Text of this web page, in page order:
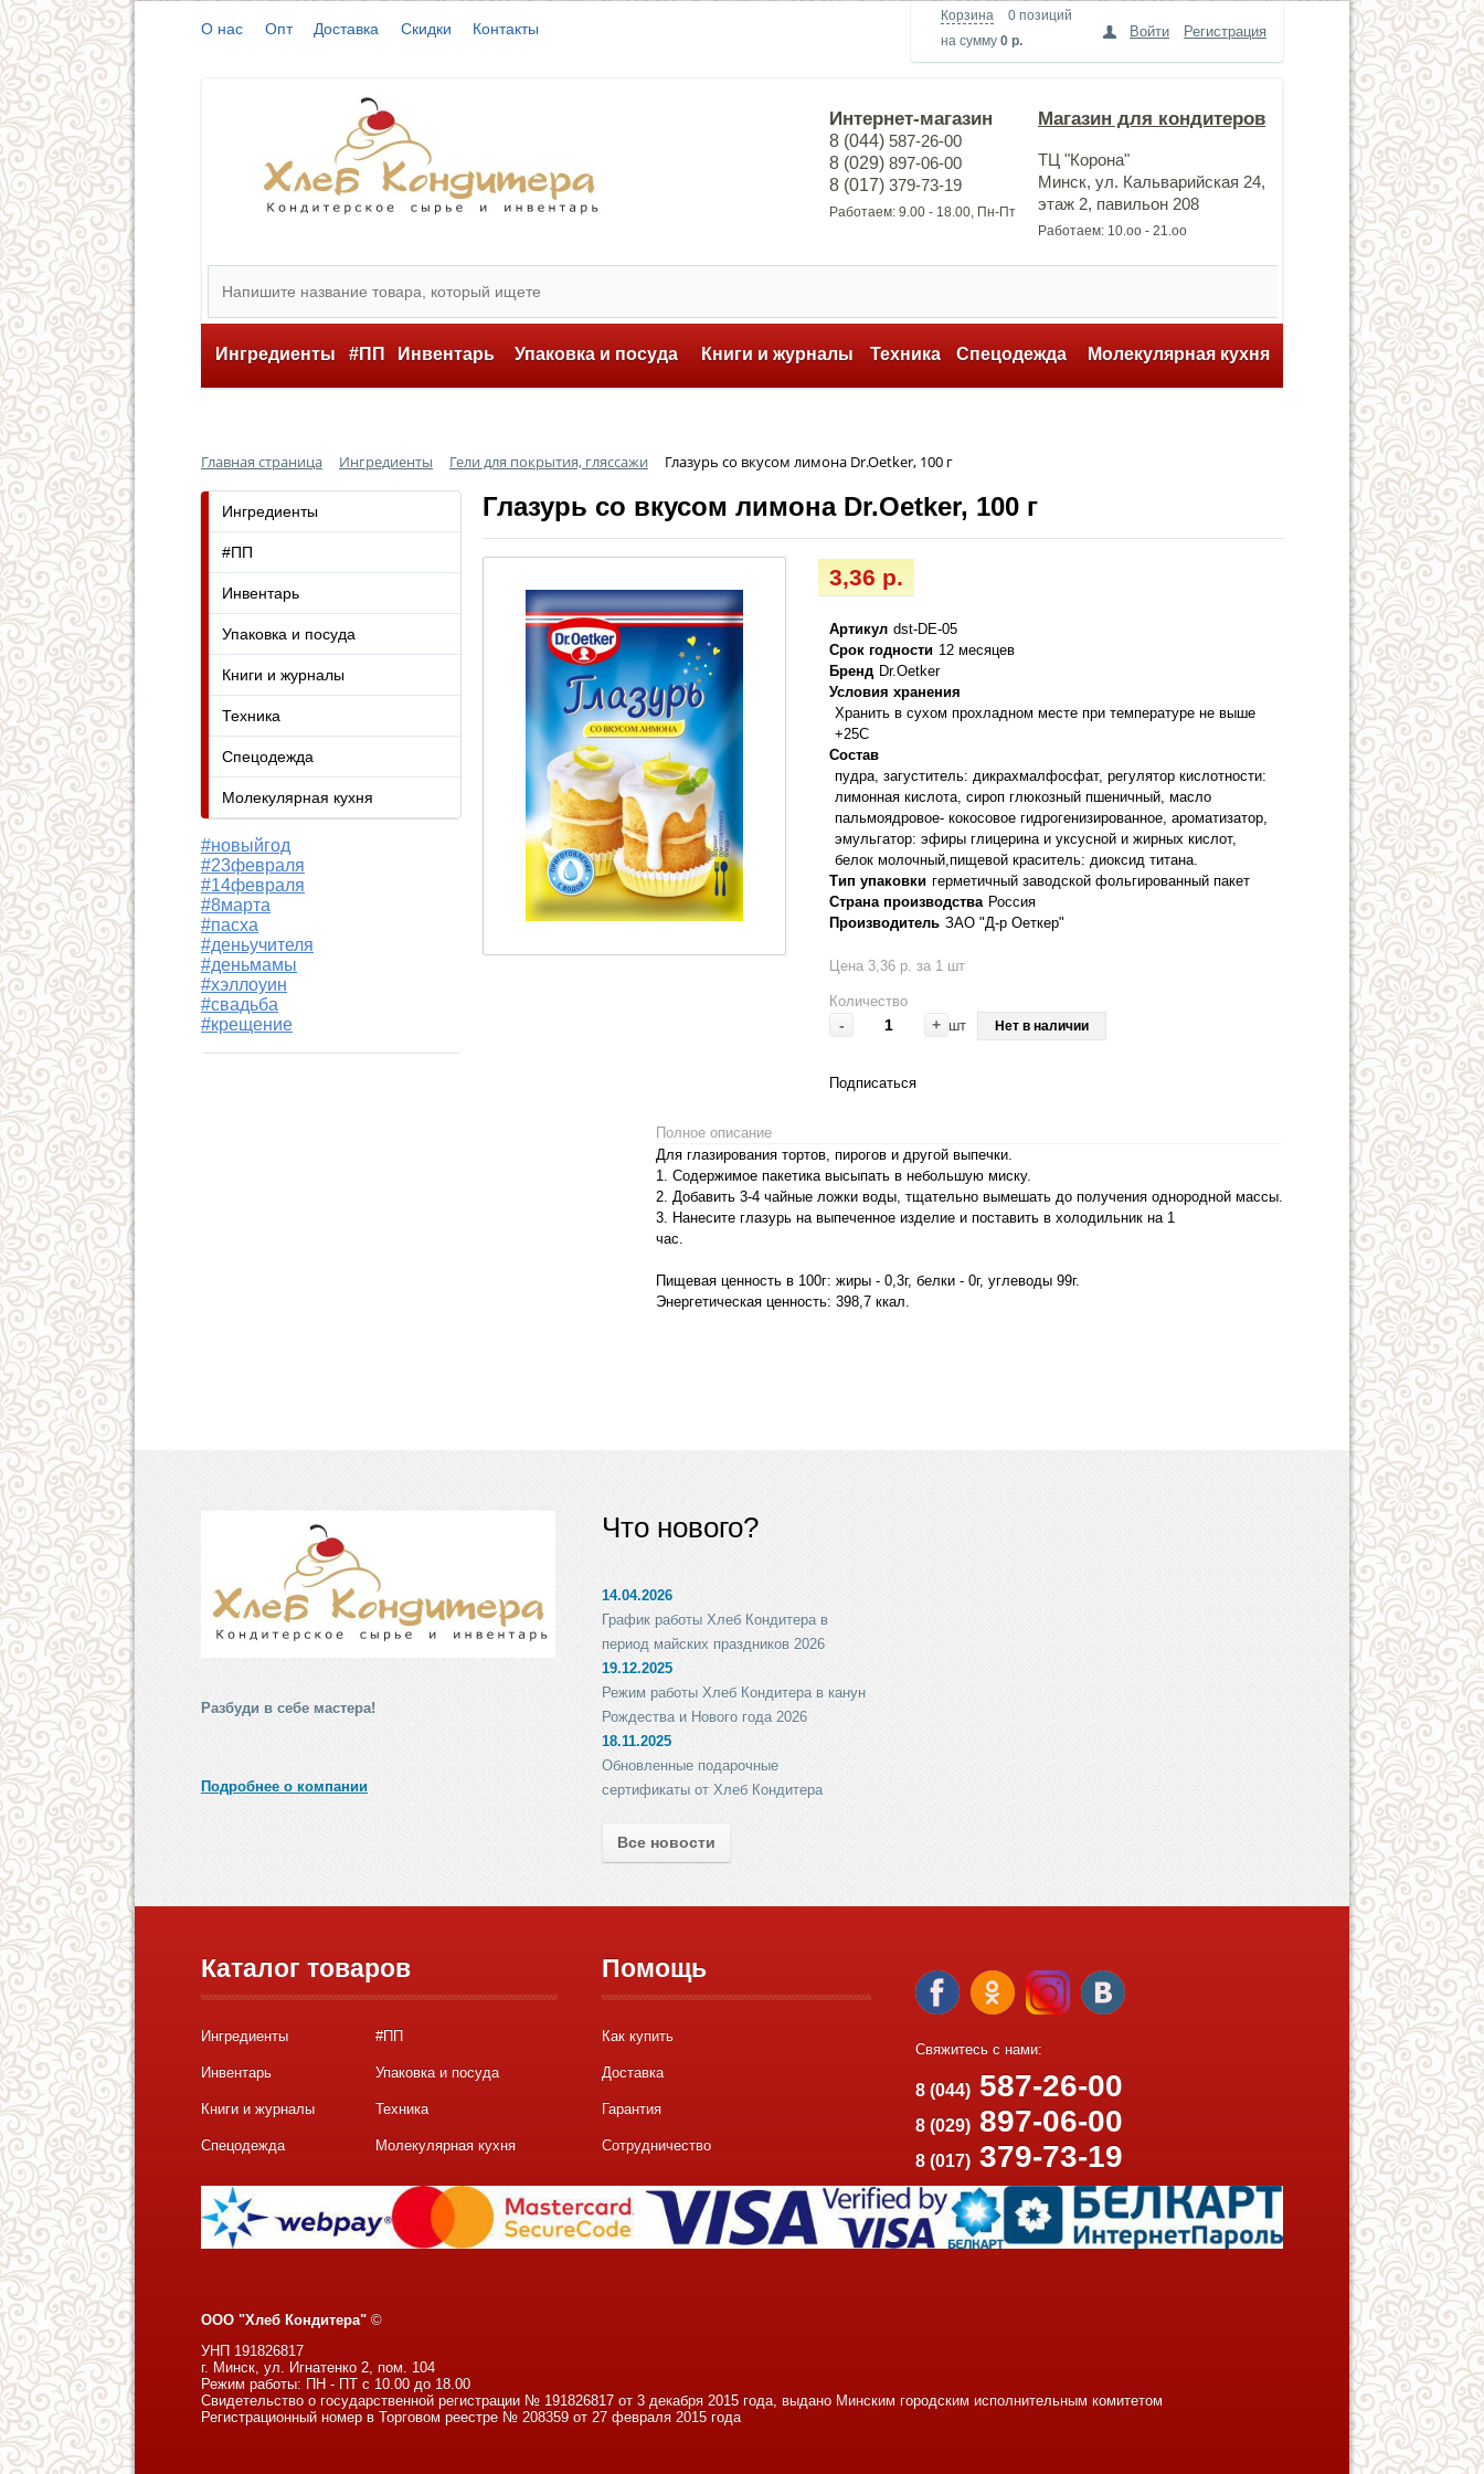
Корзина
0 позиций
на сумму 0 р.
Войти Регистрация
О нас Опт Доставка Скидки Контакты
Интернет-магазин
8 (044) 587-26-00
8 (029) 897-06-00
8 (017) 379-73-19
Работаем: 9.00 - 18.00, Пн-Пт
Магазин для кондитеров
ТЦ "Корона"
Минск, ул. Кальварийская 24,
этаж 2, павильон 208
Работаем: 10.оо - 21.оо
Ингредиенты #ПП Инвентарь Упаковка и посуда Книги и журналы Техника Спецодежда Молекулярная кухня
Главная страница Ингредиенты Гели для покрытия, гляссажи Глазурь со вкусом лимона Dr.Oetker, 100 г
Глазурь со вкусом лимона Dr.Oetker, 100 г
3,36 р.
Артикул dst-DE-05
Срок годности 12 месяцев
Бренд Dr.Oetker
Условия хранения
Хранить в сухом прохладном месте при температуре не выше
+25С
Состав
пудра, загуститель: дикрахмалфосфат, регулятор кислотности:
лимонная кислота, сироп глюкозный пшеничный, масло
пальмоядровое- кокосовое гидрогенизированное, ароматизатор,
эмульгатор: эфиры глицерина и уксусной и жирных кислот,
белок молочный,пищевой краситель: диоксид титана.
Тип упаковки герметичный заводской фольгированный пакет
Страна производства Россия
Производитель ЗАО "Д-р Оеткер"
Цена 3,36 р. за 1 шт
Количество
- + шт Нет в наличии
Подписаться
Полное описание
Для глазирования тортов, пирогов и другой выпечки.
1. Содержимое пакетика высыпать в небольшую миску.
2. Добавить 3-4 чайные ложки воды, тщательно вымешать до получения однородной массы.
3. Нанесите глазурь на выпеченное изделие и поставить в холодильник на 1
час.
Пищевая ценность в 100г: жиры - 0,3г, белки - 0г, углеводы 99г.
Энергетическая ценность: 398,7 ккал.
Ингредиенты
#ПП
Инвентарь
Упаковка и посуда
Книги и журналы
Техника
Спецодежда
Молекулярная кухня
#новыйгод
#23февраля
#14февраля
#8марта
#пасха
#деньучителя
#деньмамы
#хэллоуин
#свадьба
#крещение
Разбуди в себе мастера!
Подробнее о компании
Что нового?
14.04.2026
График работы Хлеб Кондитера в
период майских праздников 2026
19.12.2025
Режим работы Хлеб Кондитера в канун
Рождества и Нового года 2026
18.11.2025
Обновленные подарочные
сертификаты от Хлеб Кондитера
Все новости
Каталог товаров
Ингредиенты #ПП
Инвентарь Упаковка и посуда
Книги и журналы Техника
Спецодежда Молекулярная кухня
Помощь
Как купить
Доставка
Гарантия
Сотрудничество
Свяжитесь с нами:
8 (044)587-26-00
8 (029)897-06-00
8 (017) 379-73-19
ООО "Хлеб Кондитера" ©
УНП 191826817
г. Минск, ул. Игнатенко 2, пом. 104
Режим работы: ПН - ПТ с 10.00 до 18.00
Свидетельство о государственной регистрации № 191826817 от 3 декабря 2015 года, выдано Минским городским исполнительным комитетом
Регистрационный номер в Торговом реестре № 208359 от 27 февраля 2015 года